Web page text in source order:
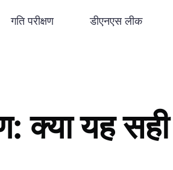
गति परीक्षण डीएनएस लीक
क्या यह सही